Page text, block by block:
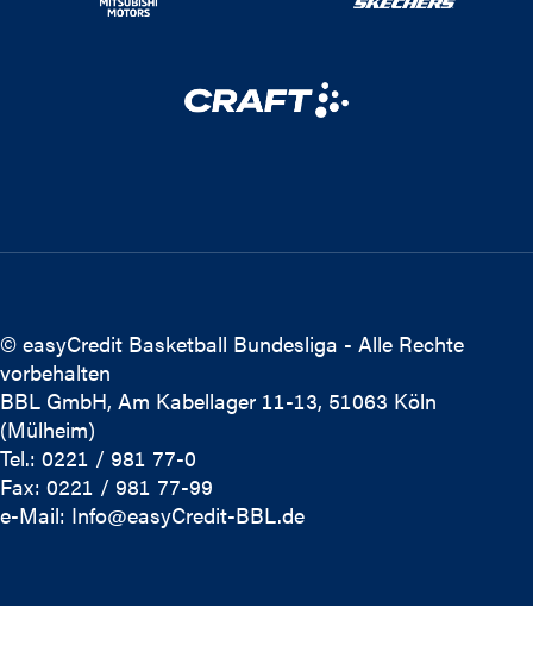
© easyCredit Basketball Bundesliga - Alle Rechte
vorbehalten
BBL GmbH, Am Kabellager 11-13, 51063 Köln
(Mülheim)
Tel.: 0221 / 981 77-0
Fax: 0221 / 981 77-99
e-Mail: Info@easyCredit-BBL.de